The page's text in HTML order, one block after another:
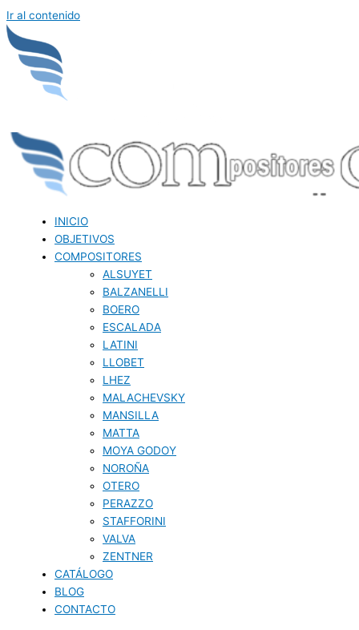
Ir al contenido
INICIO
OBJETIVOS
COMPOSITORES
ALSUYET
BALZANELLI
BOERO
ESCALADA
LATINI
LLOBET
LHEZ
MALACHEVSKY
MANSILLA
MATTA
MOYA GODOY
NOROÑA
OTERO
PERAZZO
STAFFORINI
VALVA
ZENTNER
CATÁLOGO
BLOG
CONTACTO